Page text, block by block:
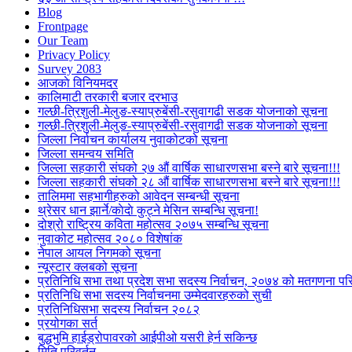
Blog
Frontpage
Our Team
Privacy Policy
Survey 2083
आजकाे विनियमदर
कालिमाटी तरकारी बजार दरभाउ
गल्छी-त्रिशुली-मेलुङ-स्याप्रुबेंसी-रसुवागढी सडक योजनाको सूचना
गल्छी-त्रिशुली-मेलुङ-स्याप्रुबेंसी-रसुवागढी सडक योजनाको सूचना
जिल्ला निर्वाचन कार्यालय नुवाकोटको सूचना
जिल्ला समन्वय समिति
जिल्ला सहकारी संघको २७ औं वार्षिक साधारणसभा बस्ने बारे सूचना!!!
जिल्ला सहकारी संघको २८ औं वार्षिक साधारणसभा बस्ने बारे सूचना!!!
तालिममा सहभागीहरुको आवेदन सम्बन्धी सूचना
थ्रेसर धान झार्ने/काेदाे कुट्ने मेसिन सम्बन्धि सूचना!
दोश्रो राष्ट्रिय कविता महोत्सव २०७५ सम्बन्धि सूचना
नुवाकोट महोत्सव २०८० विशेषांक
नेपाल आयल निगमको सूचना
न्यूस्टार क्लबको सूचना
प्रतिनिधि सभा तथा प्रदेश सभा सदस्य निर्वाचन, २०७४ को मतगणना
प्रतिनिधि सभा सदस्य निर्वाचनमा उम्मेदवारहरुको सुची
प्रतिनिधिसभा सदस्य निर्वाचन २०८२
प्रयोगका सर्त
बुद्धभुमि हाईड्रोपावरको आईपीओ यसरी हेर्न सकिन्छ